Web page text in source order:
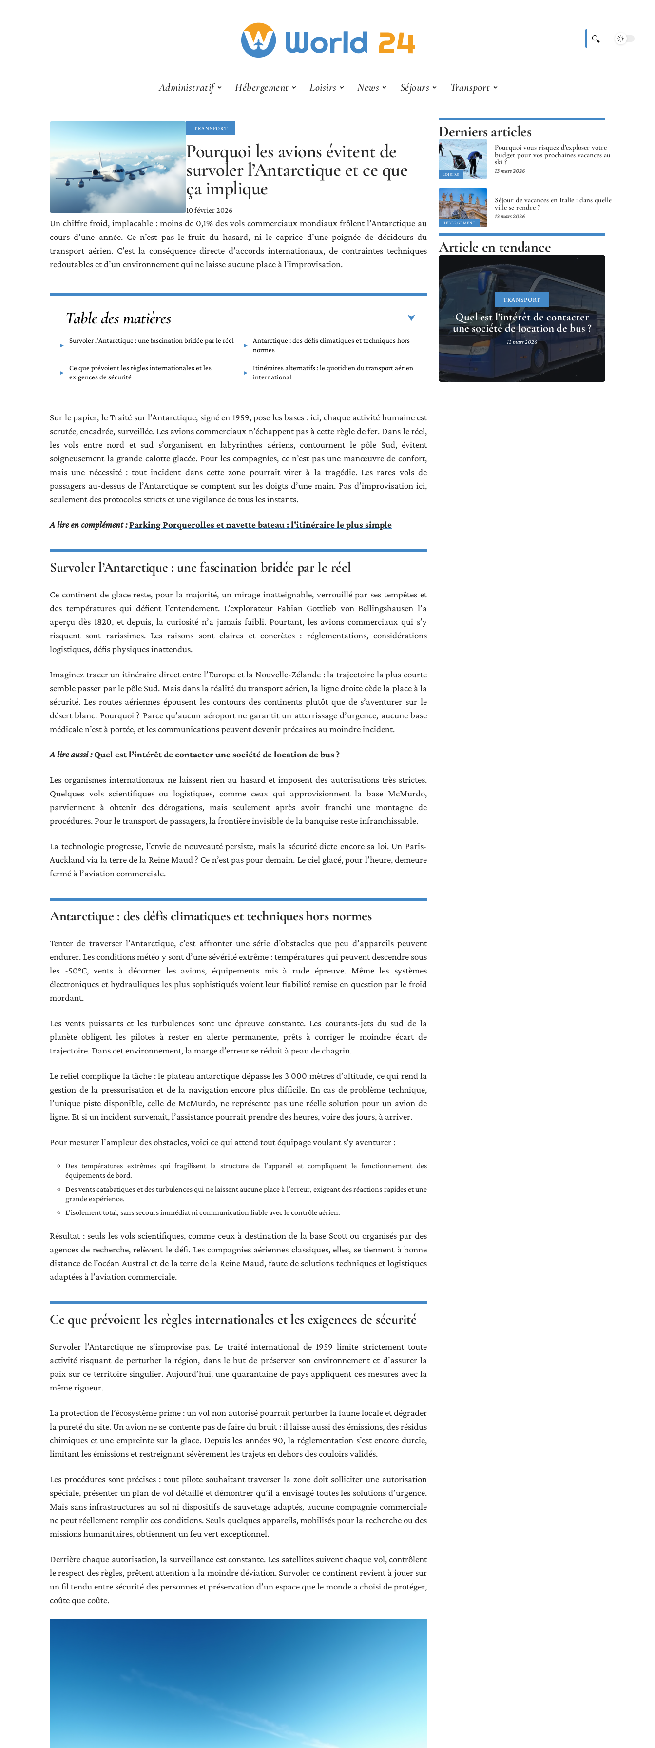
Administratif Hébergement Loisirs News Séjours Transport
TRANSPORT
Pourquoi les avions évitent de
survoler l’Antarctique et ce que
ça implique
10 février 2026
Un chiffre froid, implacable : moins de 0,1% des vols commerciaux mondiaux frôlent l’Antarctique au
cours d’une année. Ce n’est pas le fruit du hasard, ni le caprice d’une poignée de décideurs du
transport aérien. C’est la conséquence directe d’accords internationaux, de contraintes techniques
redoutables et d’un environnement qui ne laisse aucune place à l’improvisation.
Table des matières
Survoler l’Antarctique : une fascination bridée par le réel
Antarctique : des défis climatiques et techniques hors
normes
Ce que prévoient les règles internationales et les
exigences de sécurité
Itinéraires alternatifs : le quotidien du transport aérien
international
Sur le papier, le Traité sur l’Antarctique, signé en 1959, pose les bases : ici, chaque activité humaine est
scrutée, encadrée, surveillée. Les avions commerciaux n’échappent pas à cette règle de fer. Dans le réel,
les vols entre nord et sud s’organisent en labyrinthes aériens, contournent le pôle Sud, évitent
soigneusement la grande calotte glacée. Pour les compagnies, ce n’est pas une manœuvre de confort,
mais une nécessité : tout incident dans cette zone pourrait virer à la tragédie. Les rares vols de
passagers au-dessus de l’Antarctique se comptent sur les doigts d’une main. Pas d’improvisation ici,
seulement des protocoles stricts et une vigilance de tous les instants.
A lire en complément :Parking Porquerolles et navette bateau : l'itinéraire le plus simple
Survoler l’Antarctique : une fascination bridée par le réel
Ce continent de glace reste, pour la majorité, un mirage inatteignable, verrouillé par ses tempêtes et
des températures qui défient l’entendement. L’explorateur Fabian Gottlieb von Bellingshausen l’a
aperçu dès 1820, et depuis, la curiosité n’a jamais faibli. Pourtant, les avions commerciaux qui s’y
risquent sont rarissimes. Les raisons sont claires et concrètes : réglementations, considérations
logistiques, défis physiques inattendus.
Imaginez tracer un itinéraire direct entre l’Europe et la Nouvelle-Zélande : la trajectoire la plus courte
semble passer par le pôle Sud. Mais dans la réalité du transport aérien, la ligne droite cède la place à la
sécurité. Les routes aériennes épousent les contours des continents plutôt que de s’aventurer sur le
désert blanc. Pourquoi ? Parce qu’aucun aéroport ne garantit un atterrissage d’urgence, aucune base
médicale n’est à portée, et les communications peuvent devenir précaires au moindre incident.
A lire aussi :Quel est l’intérêt de contacter une société de location de bus ?
Les organismes internationaux ne laissent rien au hasard et imposent des autorisations très strictes.
Quelques vols scientifiques ou logistiques, comme ceux qui approvisionnent la base McMurdo,
parviennent à obtenir des dérogations, mais seulement après avoir franchi une montagne de
procédures. Pour le transport de passagers, la frontière invisible de la banquise reste infranchissable.
La technologie progresse, l’envie de nouveauté persiste, mais la sécurité dicte encore sa loi. Un Paris-
Auckland via la terre de la Reine Maud ? Ce n’est pas pour demain. Le ciel glacé, pour l’heure, demeure
fermé à l’aviation commerciale.
Antarctique : des défis climatiques et techniques hors normes
Tenter de traverser l’Antarctique, c’est affronter une série d’obstacles que peu d’appareils peuvent
endurer. Les conditions météo y sont d’une sévérité extrême : températures qui peuvent descendre sous
les -50°C, vents à décorner les avions, équipements mis à rude épreuve. Même les systèmes
électroniques et hydrauliques les plus sophistiqués voient leur fiabilité remise en question par le froid
mordant.
Les vents puissants et les turbulences sont une épreuve constante. Les courants-jets du sud de la
planète obligent les pilotes à rester en alerte permanente, prêts à corriger le moindre écart de
trajectoire. Dans cet environnement, la marge d’erreur se réduit à peau de chagrin.
Le relief complique la tâche : le plateau antarctique dépasse les 3 000 mètres d’altitude, ce qui rend la
gestion de la pressurisation et de la navigation encore plus difficile. En cas de problème technique,
l’unique piste disponible, celle de McMurdo, ne représente pas une réelle solution pour un avion de
ligne. Et si un incident survenait, l’assistance pourrait prendre des heures, voire des jours, à arriver.
Pour mesurer l’ampleur des obstacles, voici ce qui attend tout équipage voulant s’y aventurer :
Des températures extrêmes qui fragilisent la structure de l’appareil et compliquent le fonctionnement des
équipements de bord.
Des vents catabatiques et des turbulences qui ne laissent aucune place à l’erreur, exigeant des réactions rapides et une
grande expérience.
L’isolement total, sans secours immédiat ni communication fiable avec le contrôle aérien.
Résultat : seuls les vols scientifiques, comme ceux à destination de la base Scott ou organisés par des
agences de recherche, relèvent le défi. Les compagnies aériennes classiques, elles, se tiennent à bonne
distance de l’océan Austral et de la terre de la Reine Maud, faute de solutions techniques et logistiques
adaptées à l’aviation commerciale.
Ce que prévoient les règles internationales et les exigences de sécurité
Survoler l’Antarctique ne s’improvise pas. Le traité international de 1959 limite strictement toute
activité risquant de perturber la région, dans le but de préserver son environnement et d’assurer la
paix sur ce territoire singulier. Aujourd’hui, une quarantaine de pays appliquent ces mesures avec la
même rigueur.
La protection de l’écosystème prime : un vol non autorisé pourrait perturber la faune locale et dégrader
la pureté du site. Un avion ne se contente pas de faire du bruit : il laisse aussi des émissions, des résidus
chimiques et une empreinte sur la glace. Depuis les années 90, la réglementation s’est encore durcie,
limitant les émissions et restreignant sévèrement les trajets en dehors des couloirs validés.
Les procédures sont précises : tout pilote souhaitant traverser la zone doit solliciter une autorisation
spéciale, présenter un plan de vol détaillé et démontrer qu’il a envisagé toutes les solutions d’urgence.
Mais sans infrastructures au sol ni dispositifs de sauvetage adaptés, aucune compagnie commerciale
ne peut réellement remplir ces conditions. Seuls quelques appareils, mobilisés pour la recherche ou des
missions humanitaires, obtiennent un feu vert exceptionnel.
Derrière chaque autorisation, la surveillance est constante. Les satellites suivent chaque vol, contrôlent
le respect des règles, prêtent attention à la moindre déviation. Survoler ce continent revient à jouer sur
un fil tendu entre sécurité des personnes et préservation d’un espace que le monde a choisi de protéger,
coûte que coûte.
Derniers articles
LOISIRS
Pourquoi vous risquez d’exploser votre
budget pour vos prochaines vacances au
ski ?
13 mars 2026
HÉBERGEMENT
Séjour de vacances en Italie : dans quelle
ville se rendre ?
13 mars 2026
Article en tendance
TRANSPORT
Quel est l’intérêt de contacter
une société de location de bus ?
13 mars 2026